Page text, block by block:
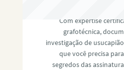
Com expertise
grafotécnica,
investigação de
que você precisa
segredos das